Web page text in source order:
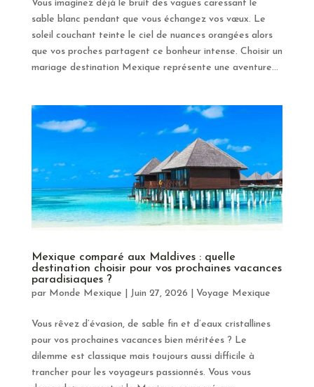
Vous imaginez déjà le bruit des vagues caressant le
sable blanc pendant que vous échangez vos vœux. Le
soleil couchant teinte le ciel de nuances orangées alors
que vos proches partagent ce bonheur intense. Choisir un
mariage destination Mexique représente une aventure...
Mexique comparé aux Maldives : quelle
destination choisir pour vos prochaines vacances
paradisiaques ?
par Monde Mexique Juin 27, 2026 Voyage Mexique
Vous rêvez d’évasion, de sable fin et d’eaux cristallines
pour vos prochaines vacances bien méritées ? Le
dilemme est classique mais toujours aussi difficile à
trancher pour les voyageurs passionnés. Vous vous